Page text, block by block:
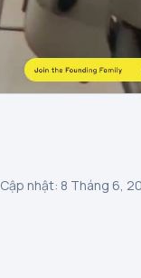
Cập nhật: 8 Tháng 6,